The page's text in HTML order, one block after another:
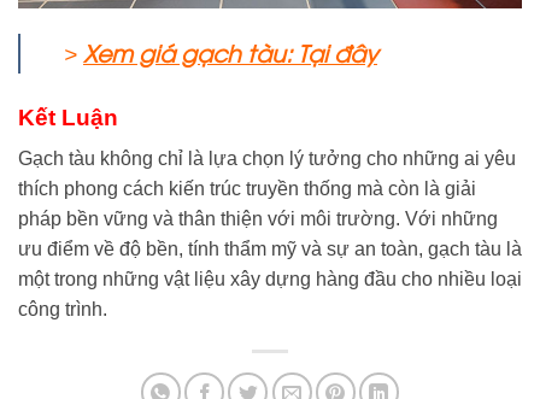
> Xem giá gạch tàu: Tại đây
Kết Luận
Gạch tàu không chỉ là lựa chọn lý tưởng cho những ai yêu
thích phong cách kiến trúc truyền thống mà còn là giải
pháp bền vững và thân thiện với môi trường. Với những
ưu điểm về độ bền, tính thẩm mỹ và sự an toàn, gạch tàu là
một trong những vật liệu xây dựng hàng đầu cho nhiều loại
công trình.